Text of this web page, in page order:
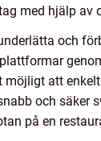
med hjälp av
och
att
och säker
på en